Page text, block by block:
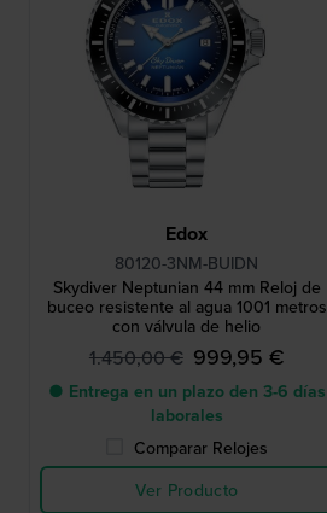
Edox
80120-3NM-BUIDN
Skydiver Neptunian 44 mm Reloj de
buceo resistente al agua 1001 metros
con válvula de helio
1.450,00 € 999,95 €
● Entrega en un plazo den 3-6 días
laborales
Comparar Relojes
Ver Producto